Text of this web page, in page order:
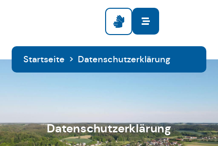
Startseite > Datenschutzerklärung
Datenschutzerklärung